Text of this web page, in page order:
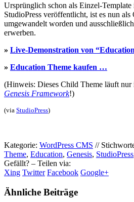
Ursprünglich schon als Einzel-
StudioPress veröffentlicht, ist es nun
umgewandelt worden und
erwerben.
» Live-Demonstration von
» Education Theme kaufen …
(Hinweis: Dieses Child Theme läuft
Genesis Framework!)
(via StudioPress)
Kategorie: WordPress CMS //
Theme, Education, Genesis, StudioPress
Gefällt? – Teilen via:
Xing Twitter Facebook Google+
Ähnliche Beiträge